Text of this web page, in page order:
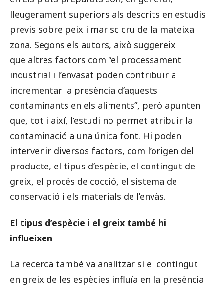
lleugerament superiors als descrits en estudis
previs sobre peix i marisc cru de la mateixa
zona. Segons els autors, això suggereix
que altres factors com “el processament
industrial i l’envasat poden contribuir a
incrementar la presència d’aquests
contaminants en els aliments”, però apunten
que, tot i així, l’estudi no permet atribuir la
contaminació a una única font. Hi poden
intervenir diversos factors, com l’origen del
producte, el tipus d’espècie, el contingut de
greix, el procés de cocció, el sistema de
conservació i els materials de l’envàs.
El tipus d’espècie i el greix també hi
influeixen
La recerca també va analitzar si el contingut
en greix de les espècies influïa en la presència